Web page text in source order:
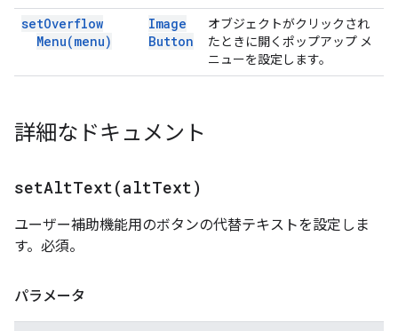
setOverflow
Menu(menu)
Image
Button
オブジェクトがクリックされ
たときに開くポップアップ メ
ニューを設定します。
詳細なドキュメント
setAltText(altText)
ユーザー補助機能用のボタンの代替テキストを設定しま
す。必須。
パラメータ